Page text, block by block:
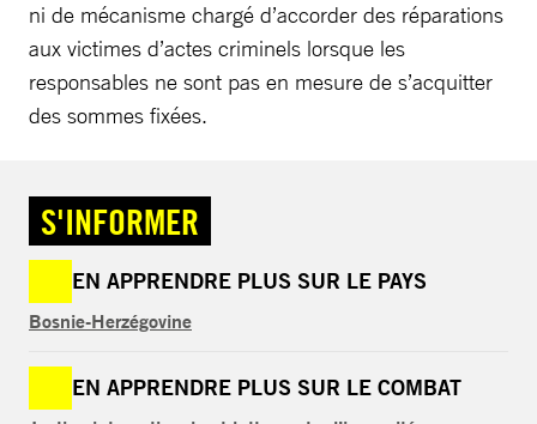
ni de mécanisme chargé d’accorder des réparations
aux victimes d’actes criminels lorsque les
responsables ne sont pas en mesure de s’acquitter
des sommes fixées.
S'INFORMER
EN APPRENDRE PLUS SUR LE PAYS
Bosnie-Herzégovine
EN APPRENDRE PLUS SUR LE COMBAT